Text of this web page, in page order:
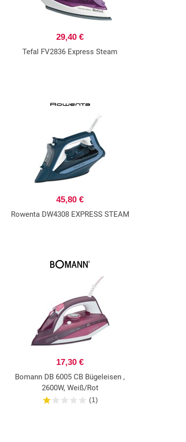
29,40 €
Tefal FV2836 Express Steam
45,80 €
Rowenta DW4308 EXPRESS STEAM
17,30 €
Bomann DB 6005 CB Bügeleisen ,
2600W, Weiß/Rot
(1)